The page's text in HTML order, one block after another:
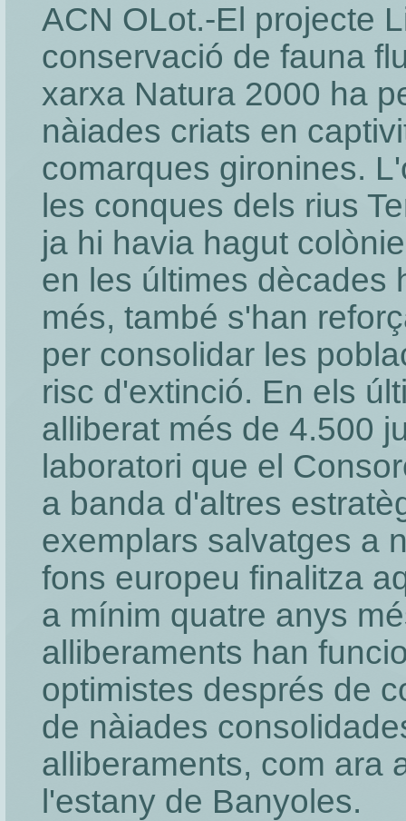
ACN OLot.-El projecte
conservació de fauna
xarxa Natura 2000 ha
nàiades criats en
comarques gironines.
les conques dels rius
ja hi havia hagut
en les últimes dècades
més, també s'han
per consolidar les
risc d'extinció. En els
alliberat més de 4.500
laboratori que el
a banda d'altres
exemplars salvatges a
fons europeu finalitza
a mínim quatre anys
alliberaments han
optimistes després de
de nàiades
alliberaments, com ara
l'estany de Banyoles.